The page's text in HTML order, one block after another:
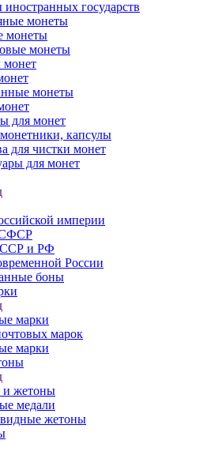
государств
монеты
монеты
монеты
монеты
для монет
капсулы
для чистки монет
для монет
империи
и РФ
России
боны
марки
марок
марки
и жетоны
медали
жетоны